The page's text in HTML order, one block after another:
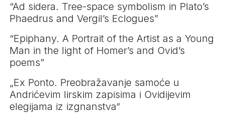
“Ad sidera. Tree-space symbolism in Plato’s
Phaedrus and Vergil’s Eclogues”
“Epiphany. A Portrait of the Artist as a Young
Man in the light of Homer’s and Ovid’s
poems”
„Ex Ponto. Preobražavanje samoće u
Andrićevim lirskim zapisima i Ovidijevim
elegijama iz izgnanstva“